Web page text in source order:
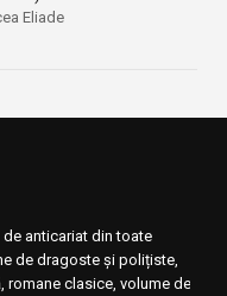
Eliade
anticariat din toate
de dragoste și polițiste,
romane clasice, volume de